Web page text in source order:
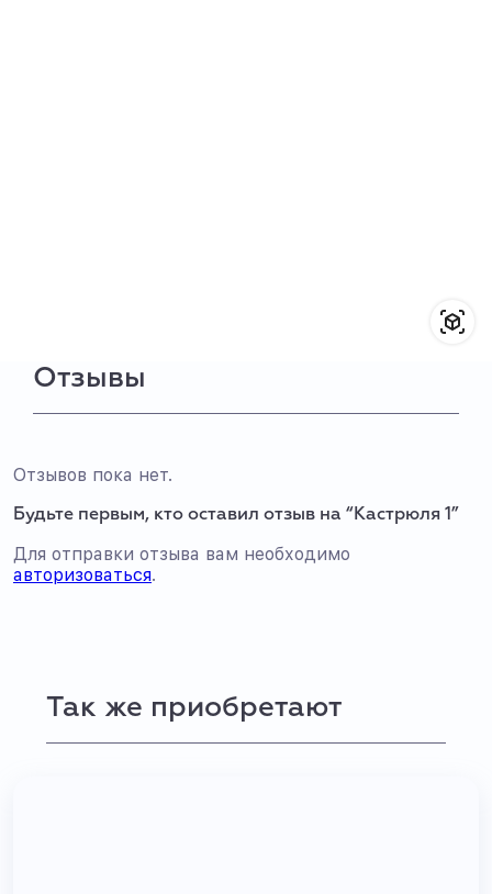
Отзывы
Отзывов пока нет.
Будьте первым, кто оставил отзыв на “Кастрюля 1”
Для отправки отзыва вам необходимо
авторизоваться.
Так же приобретают